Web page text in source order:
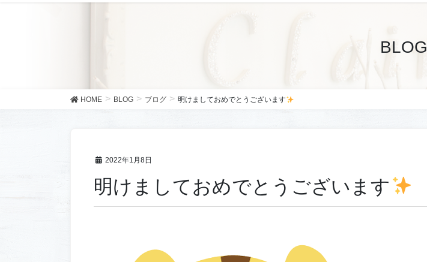
BLOG
HOME BLOG ブログ 明けましておめでとうございます
2022年1月8日
明けましておめでとうございます